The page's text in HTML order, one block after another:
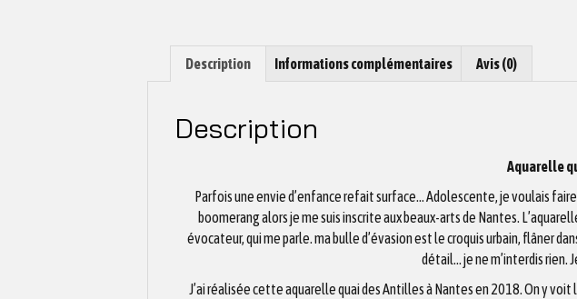
Description Informations complémentaires Avis (0)
Description
Aquarelle
Parfois une envie d’enfance refait surface… Adolescente, je voulais
boomerang alors je me suis inscrite aux beaux-arts de Nantes.
évocateur, qui me parle. ma bulle d’évasion est le croquis urbain, flâner
détail… je ne m’interdis rien.
J’ai réalisée cette aquarelle quai des Antilles à Nantes en 2018. On y voit